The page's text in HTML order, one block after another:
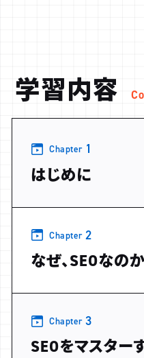
学習内容
Chapter 1
はじめに
Chapter 2
なぜ、SEOなの
Chapter 3
SEOをマスター